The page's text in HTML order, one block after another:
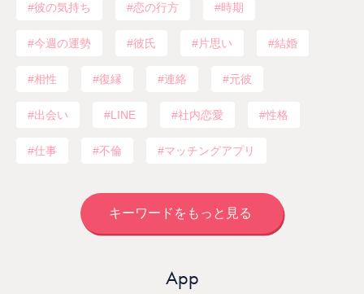
彼の気持ち 恋の行方 時期
今週の運勢 彼氏 片思い 結婚
相性 復縁 連絡 元彼
出会い LINE 社内恋愛 性格
仕事 不倫 マッチングアプリ
キーワードをもっと見る
App